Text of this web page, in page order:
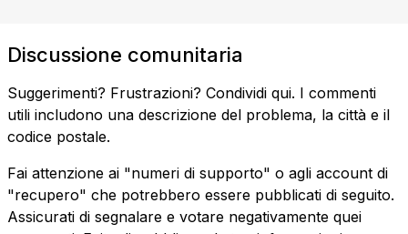
Discussione comunitaria
Suggerimenti? Frustrazioni? Condividi qui. I commenti
utili includono una descrizione del problema, la città e il
codice postale.
Fai attenzione ai "numeri di supporto" o agli account di
"recupero" che potrebbero essere pubblicati di seguito.
Assicurati di segnalare e votare negativamente quei